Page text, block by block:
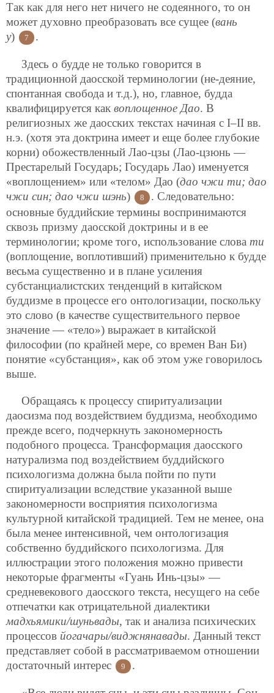
Так как для него нет ничего не содеянного, то он
может духовно преобразовать все сущее (вань
у) 7 .
Здесь о будде не только говорится в
традиционной даосской терминологии (не-деяние,
спонтанная свобода и т.д.), но, главное, будда
квалифицируется как воплощенное Дао. В
религиозных же даосских текстах начиная с I–II вв.
н.э. (хотя эта доктрина имеет и еще более глубокие
корни) обожествленный Лао-цзы (Лао-цзюнь —
Престарелый Государь; Государь Лао) именуется
«воплощением» или «телом» Дао (дао чжи ти; дао
чжи син; дао чжи шэнь) 8
. Следовательно:
основные буддийские термины воспринимаются
сквозь призму даосской доктрины и в ее
терминологии; кроме того, использование слова ти
(воплощение, воплотивший) применительно к будде
весьма существенно и в плане усиления
субстанциалистских тенденций в китайском
буддизме в процессе его онтологизации, поскольку
это слово (в качестве существительного первое
значение — «тело») выражает в китайской
философии (по крайней мере, со времен Ван Би)
понятие «субстанция», как об этом уже говорилось
выше.
Обращаясь к процессу спиритуализации
даосизма под воздействием буддизма, необходимо
прежде всего, подчеркнуть закономерность
подобного процесса. Трансформация даосского
натурализма под воздействием буддийского
психологизма должна была пойти по пути
спиритуализации вследствие указанной выше
закономерности восприятия психологизма
культурной китайской традицией. Тем не менее, она
была менее интенсивной, чем онтологизация
собственно буддийского психологизма. Для
иллюстрации этого положения можно привести
некоторые фрагменты «Гуань Инь-цзы» —
средневекового даосского текста, несущего на себе
отпечатки как отрицательной диалектики
мадхьямики/шуньвады, так и анализа психических
процессов йогачары/виджнянавады. Данный текст
представляет собой в рассматриваемом отношении
достаточный интерес
9 .